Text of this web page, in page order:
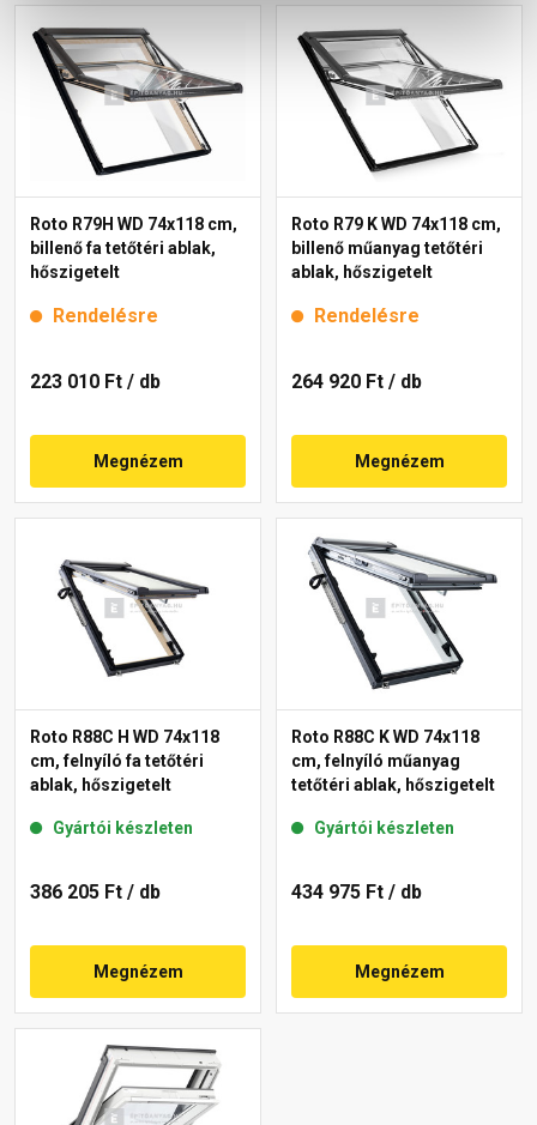
Roto R79H WD 74x118 cm,
billenő fa tetőtéri ablak,
hőszigetelt
Rendelésre
223 010 Ft / db
Megnézem
Roto R79 K WD 74x118 cm,
billenő műanyag tetőtéri
ablak, hőszigetelt
Rendelésre
264 920 Ft / db
Megnézem
Roto R88C H WD 74x118
cm, felnyíló fa tetőtéri
ablak, hőszigetelt
Gyártói készleten
386 205 Ft / db
Megnézem
Roto R88C K WD 74x118
cm, felnyíló műanyag
tetőtéri ablak, hőszigetelt
Gyártói készleten
434 975 Ft / db
Megnézem